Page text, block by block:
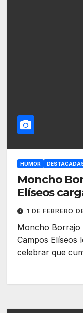
HUMOR
Moncho
Elíseos
1 DE FEBRERO
Moncho Borrajo
Campos Elíseos
celebrar que